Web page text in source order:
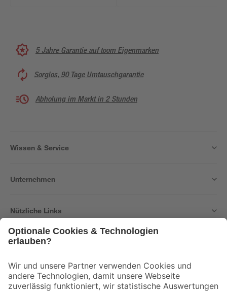
5 Jahre Garantie auf toom Eigenmarken
Sorglos, 90 Tage Umtauschgarantie
Abholung im Markt in 2 Stunden
Wissen & Service
Unternehmen
Nützliche Links
Der toom Newsletter: Keine Angebote und Aktionen mehr verpassen!
Zur Newsletter Anmeldung